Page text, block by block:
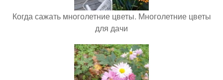
Когда сажать многолетние цветы. Многолетние цветы
для дачи